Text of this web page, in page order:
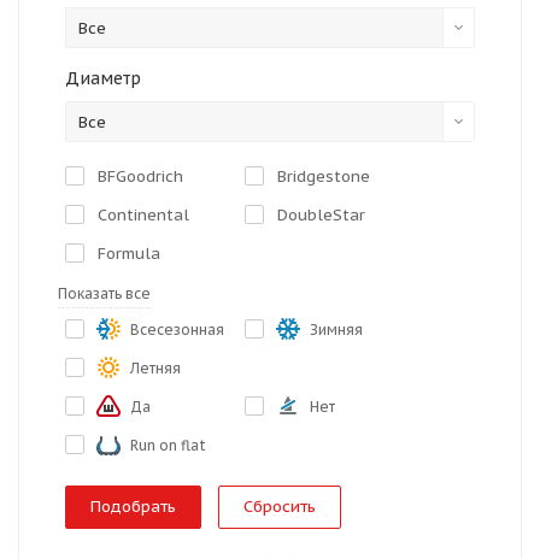
Все
Диаметр
Все
BFGoodrich
Bridgestone
Continental
DoubleStar
Formula
Показать все
Всесезонная
Зимняя
Летняя
Да Нет
Run on flat
Сбросить